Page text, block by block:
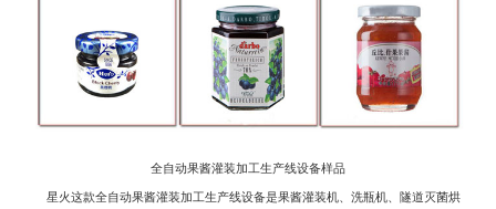
全自动果酱灌装加工生产线设备样品
星火这款全自动果酱灌装加工生产线设备是果酱灌装机、洗瓶机、隧道灭菌烘